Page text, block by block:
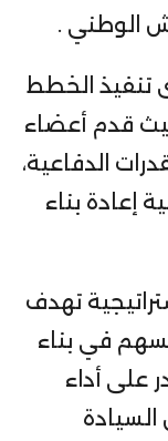
الوطني .
تنفيذ الخطط
حيث قدم أعضاء
الدفاعية،
إعادة بناء
تهدف
في بناء
أداء
السيادة